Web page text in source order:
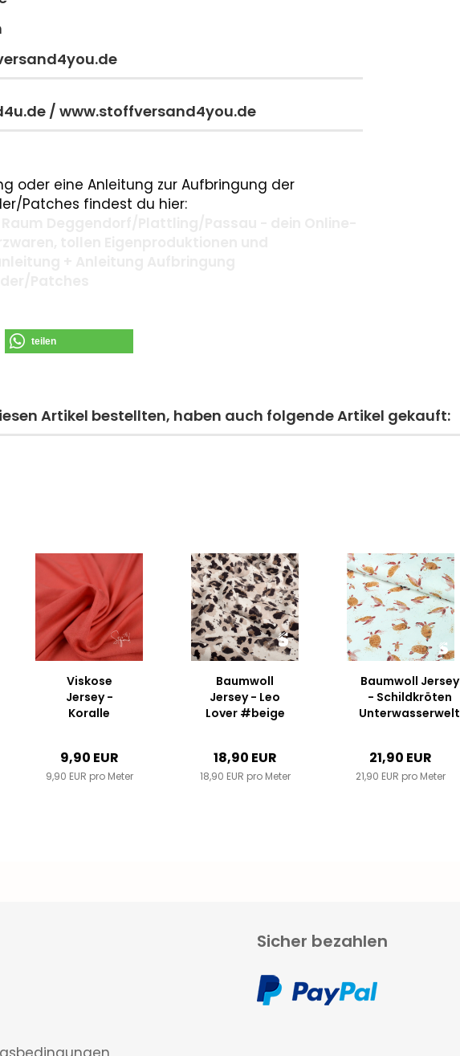
/ www.stoffversand4you.de
oder eine Anleitung zur Aufbringung der
Patches findest du hier:
teilen
Artikel bestellten, haben auch folgende Artikel gekauft:
Viskose
Jersey -
Koralle
9,90 EUR
9,90 EUR pro Meter
Baumwoll
Jersey - Leo
Lover #beige
18,90 EUR
18,90 EUR pro Meter
Baumwoll Jersey
- Schildkröten
Unterwasserwelt
21,90 EUR
21,90 EUR pro Meter
Sicher bezahlen